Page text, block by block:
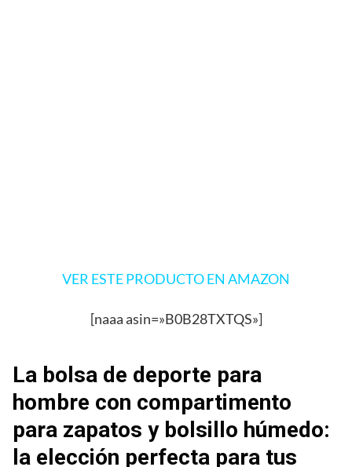
VER ESTE PRODUCTO EN AMAZON
[naaa asin=»B0B28TXTQS»]
La bolsa de deporte para
hombre con compartimento
para zapatos y bolsillo húmedo:
la elección perfecta para tus